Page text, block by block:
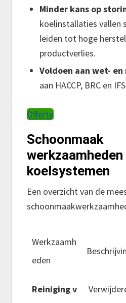
Minder kans op
koelinstallaties vallen
leiden tot hoge
productverlies.
Voldoen aan wet-
aan HACCP, BRC en
Offerte
Schoonmaak
werkzaamheden
koelsystemen
Een overzicht van de
Werkzaamh
eden
Reiniging v